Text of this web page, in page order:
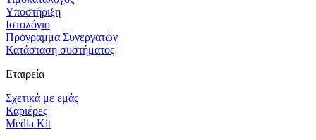
Υποστήριξη
Ιστολόγιο
Πρόγραμμα Συνεργατών
Κατάσταση συστήματος
Εταιρεία
Σχετικά με εμάς
Καριέρες
Media Kit